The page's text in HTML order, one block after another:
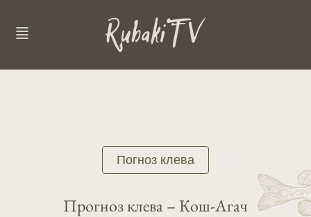
Погноз клева
Прогноз клева – Кош-Агач